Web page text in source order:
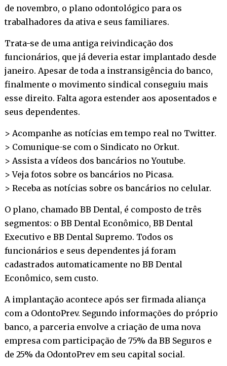
de novembro, o plano odontológico para os
trabalhadores da ativa e seus familiares.
Trata-se de uma antiga reivindicação dos
funcionários, que já deveria estar implantado desde
janeiro. Apesar de toda a instransigência do banco,
finalmente o movimento sindical conseguiu mais
esse direito. Falta agora estender aos aposentados e
seus dependentes.
> Acompanhe as notícias em tempo real no Twitter.
> Comunique-se com o Sindicato no Orkut.
> Assista a vídeos dos bancários noYoutube.
> Veja fotos sobre os bancários no Picasa.
> Receba as notícias sobre os bancários no celular.
O plano, chamado BB Dental, é composto de três
segmentos: o BB Dental Econômico, BB Dental
Executivo e BB Dental Supremo. Todos os
funcionários e seus dependentes já foram
cadastrados automaticamente no BB Dental
Econômico, sem custo.
A implantação acontece após ser firmada aliança
com a OdontoPrev. Segundo informações do próprio
banco, a parceria envolve a criação de uma nova
empresa com participação de 75% da BB Seguros e
de 25% da OdontoPrev em seu capital social.